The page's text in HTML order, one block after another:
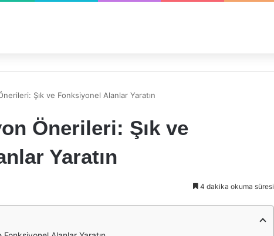
Şık ve Fonksiyonel Alanlar Yaratın
Önerileri: Şık ve
Yaratın
4 dakika okuma süresi